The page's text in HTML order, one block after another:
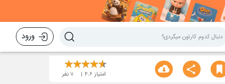
ورود
امتیاز 4.6
11نفر